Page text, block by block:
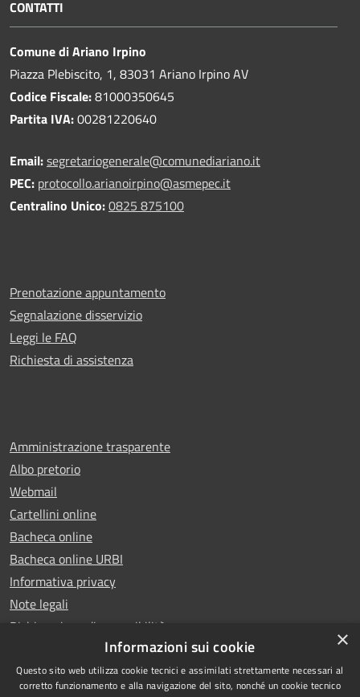
CONTATTI
Comune di Ariano Irpino
Piazza Plebiscito, 1, 83031 Ariano Irpino AV
Codice Fiscale:81000350645
Partita IVA:00281220640
Email:segretariogenerale@comunediariano.it
PEC: protocollo.arianoirpino@asmepec.it
Centralino Unico:0825 875100
Prenotazione appuntamento
Segnalazione disservizio
Leggi le FAQ
Richiesta di assistenza
Amministrazione trasparente
Albo pretorio
Webmail
Cartellini online
Bacheca online
Bacheca online URBI
Informativa privacy
Note legali
Dichiarazione di accessibilità
×
Informazioni sui cookie
Questo sito web utilizza cookie tecnici e assimilati strettamente necessari al
corretto funzionamento e alla navigazione del sito, nonché un cookie tecnico